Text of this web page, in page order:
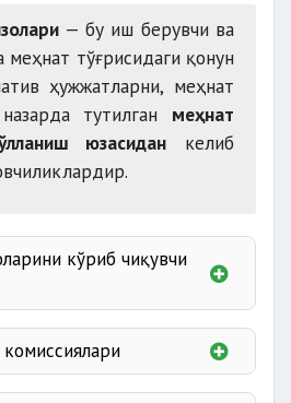
— бу иш берувчи ва
тўғрисидаги қонун
ҳужжатларни, меҳнат
тутилган меҳнат
юзасидан келиб
кўриб чиқувчи
кўриб